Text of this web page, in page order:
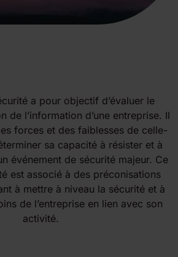
a pour objectif d’évaluer le
de l’information d’une entreprise. Il
forces et des faiblesses de celle-
sa capacité à résister et à
événement de sécurité majeur. Ce
est associé à des préconisations
à mettre à niveau la sécurité et à
de l’entreprise en lien avec son
activité.